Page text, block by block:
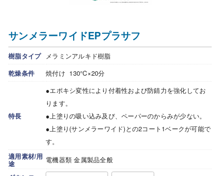
サンメラーワイドEPプラサフ
樹脂タイプ
メラミンアルキド樹脂
乾燥条件
焼付け 130°C×20分
特長
●エポキシ変性により付着性および防錆力を強化してお
ります。
●上塗りの吸い込み及び、ペーパーのからみが少ない。
●上塗り(サンメラーワイド)との2コート1ベークが可能で
す。
適用素材/用
途
電機器類 金属製品全般